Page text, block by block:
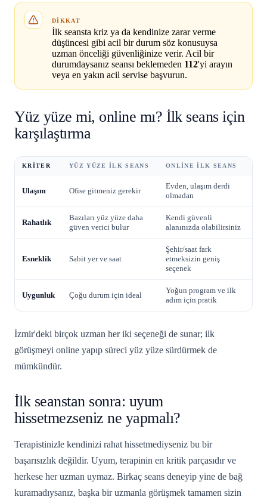
DIKKAT
İlk seansta kriz ya da kendinize zarar verme
düşüncesi gibi acil bir durum söz konusuysa
uzman önceliği güvenliğinize verir. Acil bir
durumdaysanız seansı beklemeden 112'yi arayın
veya en yakın acil servise başvurun.
Yüz yüze mi, online mı? İlk seans için
karşılaştırma
KRITER YÜZ YÜZE ILK SEANS ONLINE ILK SEANS
Ulaşım Ofise gitmeniz gerekir
Evden, ulaşım derdi
olmadan
Rahatlık
Bazıları yüz yüze daha
güven verici bulur
Kendi güvenli
alanınızda olabilirsiniz
Esneklik Sabit yer ve saat
Şehir/saat fark
etmeksizin geniş
seçenek
Uygunluk Çoğu durum için ideal
Yoğun program ve ilk
adım için pratik
İzmir'deki birçok uzman her iki seçeneği de sunar; ilk
görüşmeyi online yapıp süreci yüz yüze sürdürmek de
mümkündür.
İlk seanstan sonra: uyum
hissetmezseniz ne yapmalı?
Terapistinizle kendinizi rahat hissetmediyseniz bu bir
başarısızlık değildir. Uyum, terapinin en kritik parçasıdır ve
herkese her uzman uymaz. Birkaç seans deneyip yine de bağ
kuramadıysanız, başka bir uzmanla görüşmek tamamen sizin